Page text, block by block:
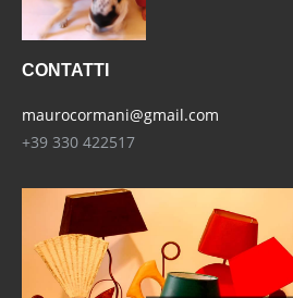
CONTATTI
maurocormani@gmail.com
+39 330 422517